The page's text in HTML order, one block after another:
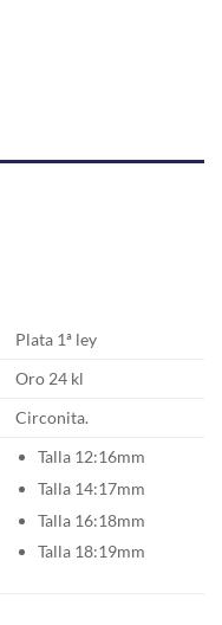
Plata 1ª ley
Oro 24 kl
Circonita.
Talla 12:16mm
Talla 14:17mm
Talla 16:18mm
Talla 18:19mm